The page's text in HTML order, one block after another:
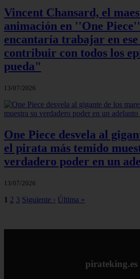
Vincent Chansard, el
animación en ''One
encantaría trabajar en
contribuir con todos los
pueda"
13/07/2026
One Piece desvela al
el pirata más temido
verdadero poder en un
13/07/2026
1 2 3 Siguiente › Última »
pirateking.es